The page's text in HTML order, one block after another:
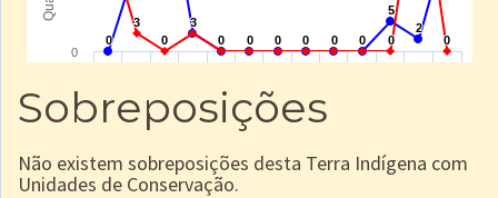
Sobreposições
Não existem sobreposições desta Terra Indígena com
Unidades de Conservação.